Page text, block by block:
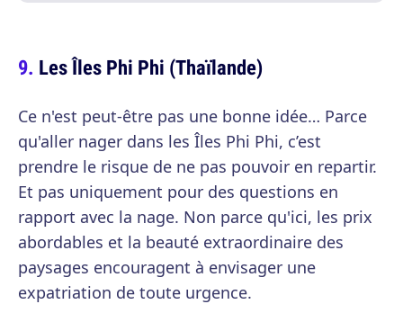
Les Îles Phi Phi (Thaïlande)
Ce n'est peut-être pas une bonne idée… Parce
qu'aller nager dans les Îles Phi Phi, c’est
prendre le risque de ne pas pouvoir en repartir.
Et pas uniquement pour des questions en
rapport avec la nage. Non parce qu'ici, les prix
abordables et la beauté extraordinaire des
paysages encouragent à envisager une
expatriation de toute urgence.